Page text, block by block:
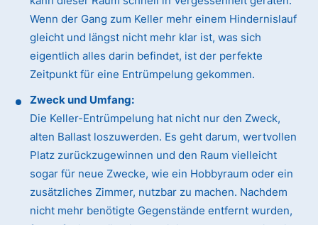
Wenn der Gang zum Keller mehr einem Hindernislauf
gleicht und längst nicht mehr klar ist, was sich
eigentlich alles darin befindet, ist der perfekte
Zeitpunkt für eine Entrümpelung gekommen.
Zweck und Umfang:
Die Keller-Entrümpelung hat nicht nur den Zweck,
alten Ballast loszuwerden. Es geht darum, wertvollen
Platz zurückzugewinnen und den Raum vielleicht
sogar für neue Zwecke, wie ein Hobbyraum oder ein
zusätzliches Zimmer, nutzbar zu machen. Nachdem
nicht mehr benötigte Gegenstände entfernt wurden,